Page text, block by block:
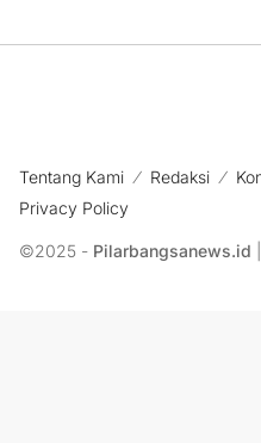
Tentang Kami Redaksi
Privacy Policy
©2025 - Pilarbangsanews.id